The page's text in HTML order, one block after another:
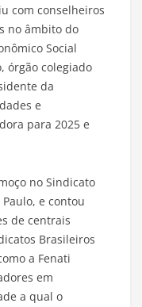
com conselheiros
no âmbito do
Social
órgão colegiado
da
e
para 2025 e
no Sindicato
e contou
de centrais
Brasileiros
a Fenati
em
a qual o